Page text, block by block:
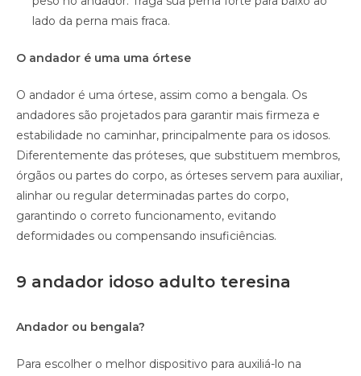
lado da perna mais fraca.
O andador é uma uma órtese
O andador é uma órtese, assim como a bengala. Os
andadores são projetados para garantir mais firmeza e
estabilidade no caminhar, principalmente para os idosos.
Diferentemente das próteses, que substituem membros,
órgãos ou partes do corpo, as órteses servem para auxiliar,
alinhar ou regular determinadas partes do corpo,
garantindo o correto funcionamento, evitando
deformidades ou compensando insuficiências.
9 andador idoso adulto teresina
Andador ou bengala?
Para escolher o melhor dispositivo para auxiliá-lo na